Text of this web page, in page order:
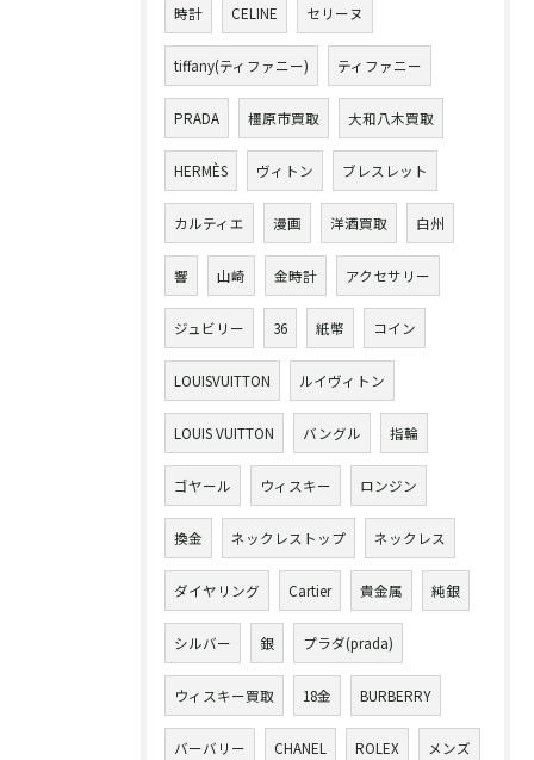
時計 CELINE セリーヌ
tiffany(ティファニー) ティファニー
PRADA 橿原市買取 大和八木買取
HERMÈS ヴィトン ブレスレット
カルティエ 漫画 洋酒買取 白州
響 山崎 金時計 アクセサリー
ジュビリー 36 紙幣 コイン
LOUISVUITTON ルイヴィトン
LOUIS VUITTON バングル 指輪
ゴヤール ウィスキー ロンジン
換金 ネックレストップ ネックレス
ダイヤリング Cartier 貴金属 純銀
シルバー 銀 プラダ(prada)
ウィスキー買取 18金 BURBERRY
バーバリー CHANEL ROLEX メンズ